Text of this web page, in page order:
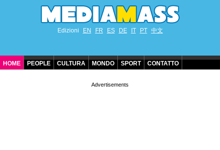
Edizioni EN FR ES DE IT PT 中文
HOME PEOPLE CULTURA MONDO SPORT CONTATTO